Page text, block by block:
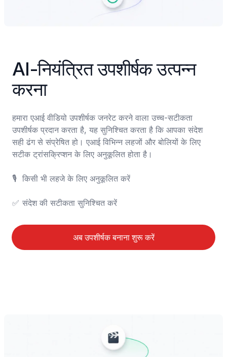
AI-नियंत्रित उपशीर्षक उत्पन्न
करना
हमारा एआई वीडियो उपशीर्षक जनरेट करने वाला उच्च-सटीकता
उपशीर्षक प्रदान करता है, यह सुनिश्चित करता है कि आपका संदेश
सही ढंग से संप्रेषित हो। एआई विभिन्न लहजों और बोलियों के लिए
सटीक ट्रांसक्रिप्शन के लिए अनुकूलित होता है।
🎙️	किसी भी लहजे के लिए अनुकूलित करें
✅	संदेश की सटीकता सुनिश्चित करें
अब उपशीर्षक बनाना शुरू करें